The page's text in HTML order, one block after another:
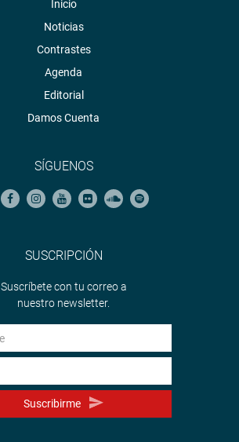
Inicio
Noticias
Contrastes
Agenda
Editorial
Damos Cuenta
SÍGUENOS
SUSCRIPCIÓN
Suscríbete con tu correo a
nuestro newsletter.
Suscribirme